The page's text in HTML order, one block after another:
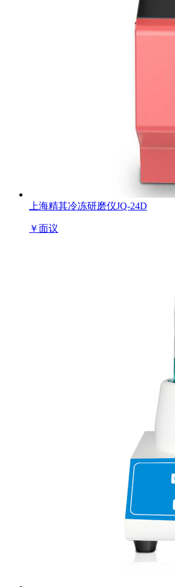
上海精其冷冻研磨仪JQ-24D
￥面议